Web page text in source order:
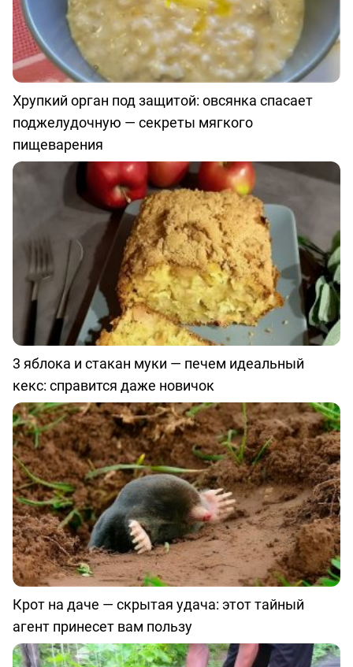
Хрупкий орган под защитой: овсянка спасает
поджелудочную — секреты мягкого
пищеварения
3 яблока и стакан муки — печем идеальный
кекс: справится даже новичок
Крот на даче — скрытая удача: этот тайный
агент принесет вам пользу